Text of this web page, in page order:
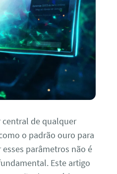
central de qualquer
o padrão ouro para
esses parâmetros não é
Este artigo